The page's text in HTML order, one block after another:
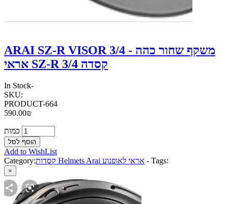
ARAI SZ-R VISOR 3/4 - משקף שחור כהה
אראי SZ-R קסדה 3/4
In Stock-
SKU:
PRODUCT-664
590.00₪
Add to WishList
Category:
קסדות Helmets Arai אראי לאופנוע - Tags:
×